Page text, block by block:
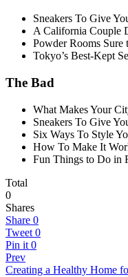
Sneakers To Give
A California Couple
Powder Rooms Sure
Tokyo’s Best-Kept
The Bad
What Makes Your
Sneakers To Give
Six Ways To Style
How To Make It
Fun Things to Do in
Total
0
Shares
Share 0
Tweet 0
Pin it 0
Prev
Creating a Healthy Home